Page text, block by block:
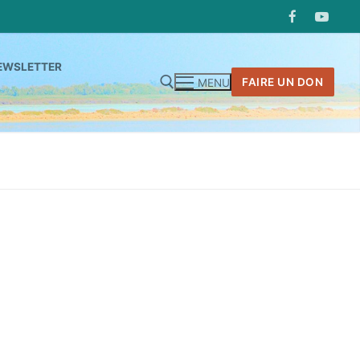
MENU FAIRE UN DON